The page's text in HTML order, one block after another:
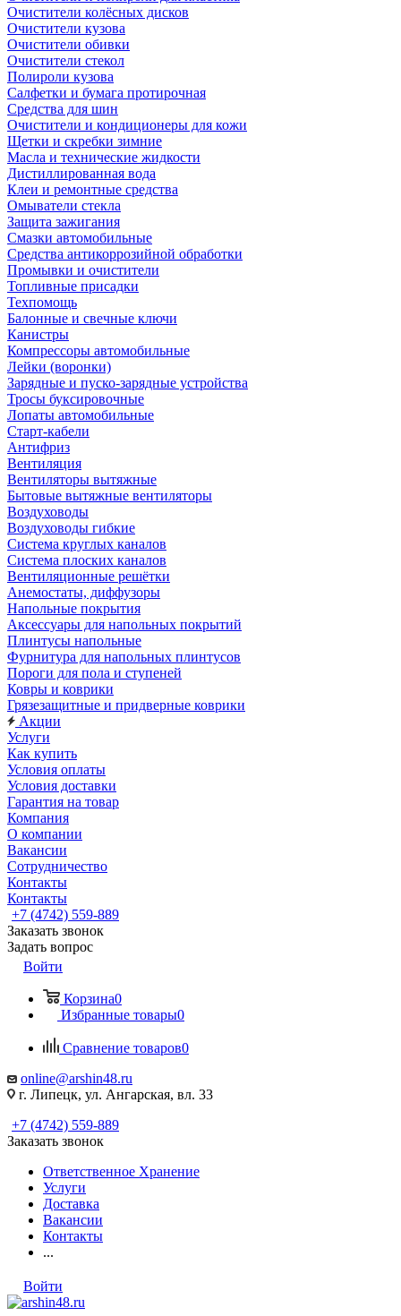
Очистители колёсных дисков
Очистители кузова
Очистители обивки
Очистители стекол
Полироли кузова
Салфетки и бумага протирочная
Средства для шин
Очистители и кондиционеры для кожи
Щетки и скребки зимние
Масла и технические жидкости
Дистиллированная вода
Клеи и ремонтные средства
Омыватели стекла
Защита зажигания
Смазки автомобильные
Средства антикоррозийной обработки
Промывки и очистители
Топливные присадки
Техпомощь
Балонные и свечные ключи
Канистры
Компрессоры автомобильные
Лейки (воронки)
Зарядные и пуско-зарядные устройства
Тросы буксировочные
Лопаты автомобильные
Старт-кабели
Антифриз
Вентиляция
Вентиляторы вытяжные
Бытовые вытяжные вентиляторы
Воздуховоды
Воздуховоды гибкие
Система круглых каналов
Система плоских каналов
Вентиляционные решётки
Анемостаты, диффузоры
Напольные покрытия
Аксессуары для напольных покрытий
Плинтусы напольные
Фурнитура для напольных плинтусов
Пороги для пола и ступеней
Ковры и коврики
Грязезащитные и придверные коврики
Акции
Услуги
Как купить
Условия оплаты
Условия доставки
Гарантия на товар
Компания
О компании
Вакансии
Сотрудничество
Контакты
Контакты
+7 (4742) 559-889
Заказать звонок
Задать вопрос
Войти
Корзина0
Избранные товары0
Сравнение товаров0
online@arshin48.ru
г. Липецк, ул. Ангарская, вл. 33
+7 (4742) 559-889
Заказать звонок
Ответственное Хранение
Услуги
Доставка
Вакансии
Контакты
...
Войти